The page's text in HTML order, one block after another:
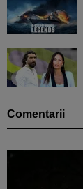
Comentarii